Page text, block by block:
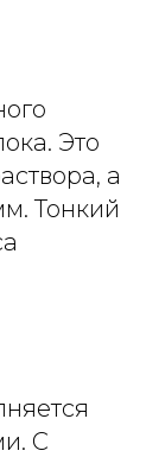
Это
а
Тонкий
С